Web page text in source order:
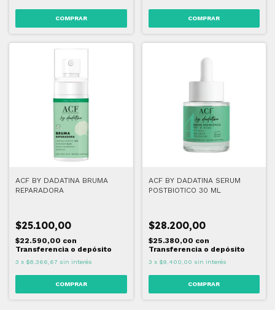
ACF BY DADATINA BRUMA
REPARADORA
$25.100,00
$22.590,00 con
Transferencia o depósito
3 x $8.366,67 sin interés
ACF BY DADATINA SERUM
POSTBIOTICO 30 ML
$28.200,00
$25.380,00 con
Transferencia o depósito
3 x $9.400,00 sin interés